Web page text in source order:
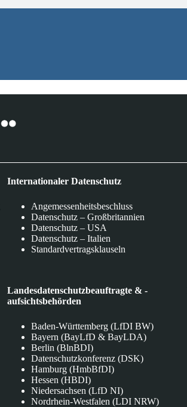
Internationaler Datenschutz
Angemessenheitsbeschluss
Datenschutz – Großbritannien
Datenschutz – USA
Datenschutz – Italien
Standardvertragsklauseln
Landesdatenschutzbeauftragte & -
aufsichtsbehörden
Baden-Württemberg (LfDI BW)
Bayern (BayLfD & BayLDA)
Berlin (BlnBDI)
Datenschutzkonferenz (DSK)
Hamburg (HmbBfDI)
Hessen (HBDI)
Niedersachsen (LfD NI)
Nordrhein-Westfalen (LDI NRW)